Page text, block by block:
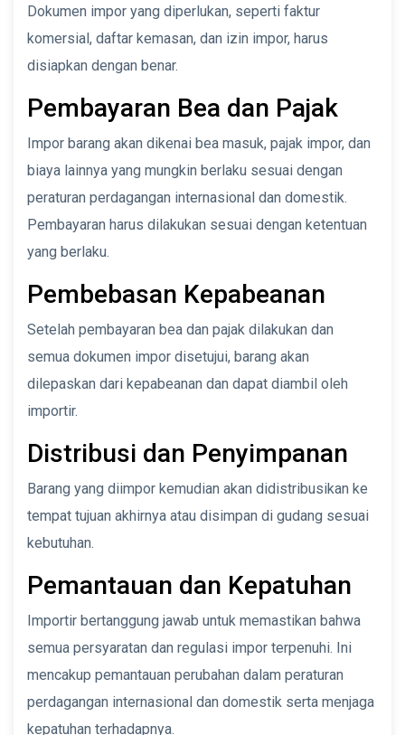
Dokumen impor yang diperlukan, seperti faktur
komersial, daftar kemasan, dan izin impor, harus
disiapkan dengan benar.
Pembayaran Bea dan Pajak
Impor barang akan dikenai bea masuk, pajak impor, dan
biaya lainnya yang mungkin berlaku sesuai dengan
peraturan perdagangan internasional dan domestik.
Pembayaran harus dilakukan sesuai dengan ketentuan
yang berlaku.
Pembebasan Kepabeanan
Setelah pembayaran bea dan pajak dilakukan dan
semua dokumen impor disetujui, barang akan
dilepaskan dari kepabeanan dan dapat diambil oleh
importir.
Distribusi dan Penyimpanan
Barang yang diimpor kemudian akan didistribusikan ke
tempat tujuan akhirnya atau disimpan di gudang sesuai
kebutuhan.
Pemantauan dan Kepatuhan
Importir bertanggung jawab untuk memastikan bahwa
semua persyaratan dan regulasi impor terpenuhi. Ini
mencakup pemantauan perubahan dalam peraturan
perdagangan internasional dan domestik serta menjaga
kepatuhan terhadapnya.